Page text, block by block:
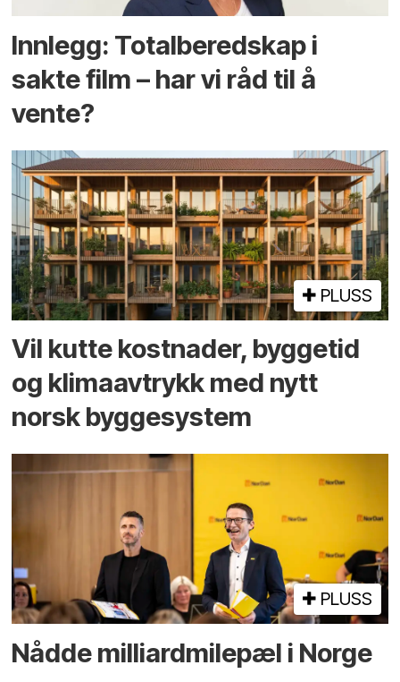
Innlegg: Totalberedskap i
sakte film – har vi råd til å
vente?
PLUSS
Vil kutte kostnader, byggetid
og klima­avtrykk med nytt
norsk bygge­system
PLUSS
Nådde milliard­­milepæl i Norge